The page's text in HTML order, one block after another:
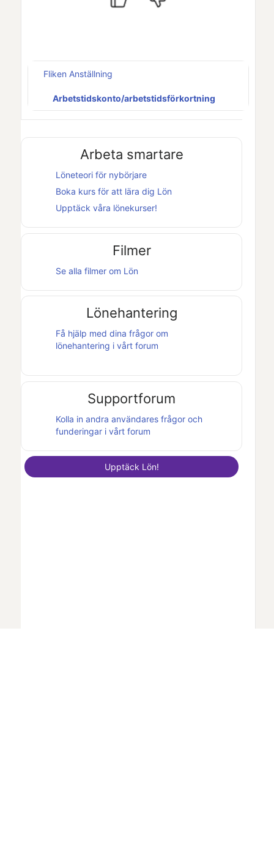
Fliken Anställning
Arbetstidskonto/arbetstidsförkortning
Arbeta smartare
Löneteori för nybörjare
Boka kurs för att lära dig Lön
Upptäck våra lönekurser!
Filmer
Se alla filmer om Lön
Lönehantering
Få hjälp med dina frågor om
lönehantering i vårt forum
Supportforum
Kolla in andra användares frågor och
funderingar i vårt forum
Upptäck Lön!